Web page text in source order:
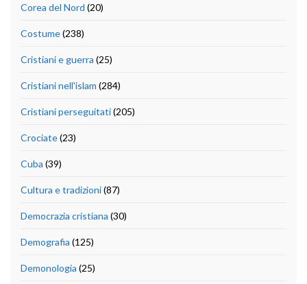
Corea del Nord (20)
Costume(238)
Cristiani e guerra (25)
Cristiani nell'islam (284)
Cristiani perseguitati(205)
Crociate(23)
Cuba (39)
Cultura e tradizioni(87)
Democrazia cristiana (30)
Demografia (125)
Demonologia (25)